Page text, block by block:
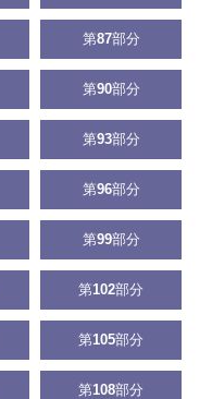
第87部分
第90部分
第93部分
第96部分
第99部分
第102部分
第105部分
第108部分